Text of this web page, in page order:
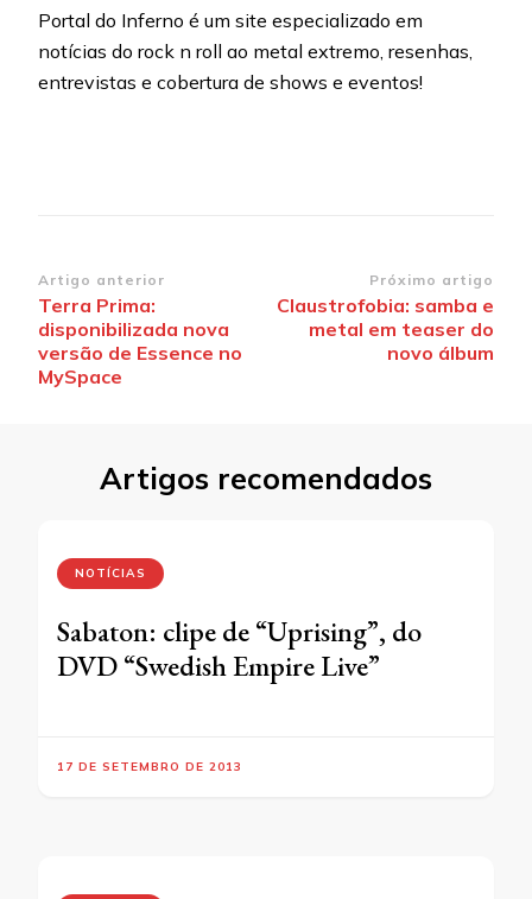
Portal do Inferno é um site especializado em
notícias do rock n roll ao metal extremo, resenhas,
entrevistas e cobertura de shows e eventos!
Navegação
de
post
Artigo anterior
Terra Prima:
disponibilizada nova
versão de Essence no
MySpace
Próximo artigo
Claustrofobia: samba e
metal em teaser do
novo álbum
Artigos recomendados
NOTÍCIAS
Sabaton: clipe de “Uprising”, do
DVD “Swedish Empire Live”
17 DE SETEMBRO DE 2013